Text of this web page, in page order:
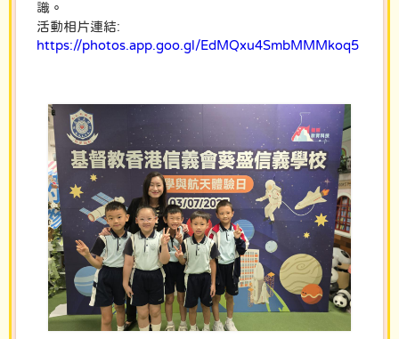
識。
活動相片連結:
https://photos.app.goo.gl/EdMQxu4SmbMMMkoq5